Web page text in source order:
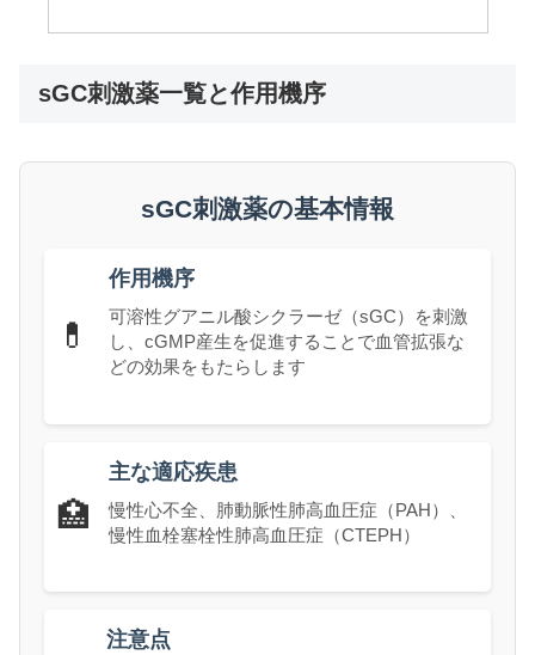
sGC刺激薬一覧と作用機序
sGC刺激薬の基本情報
💊
作用機序
可溶性グアニル酸シクラーゼ（sGC）を刺激
し、cGMP産生を促進することで血管拡張な
どの効果をもたらします
🏥
主な適応疾患
慢性心不全、肺動脈性肺高血圧症（PAH）、
慢性血栓塞栓性肺高血圧症（CTEPH）
注意点